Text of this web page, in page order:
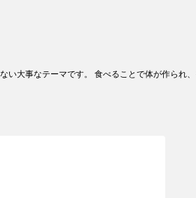
大事なテーマです。 食べることで体が作られ